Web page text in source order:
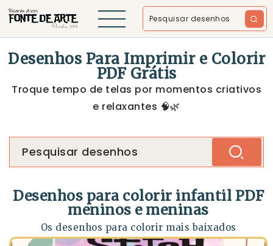
Desenhos Para Imprimir e Colorir
PDF Grátis
Troque tempo de telas por momentos criativos
e relaxantes 🧠🌿
Desenhos para colorir infantil PDF
meninos e meninas
Os desenhos para colorir mais baixados